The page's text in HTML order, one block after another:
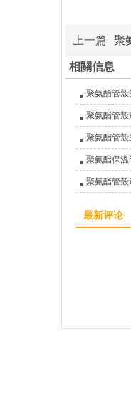
上一篇 聚
相關信息
聚氨酯管
聚氨酯管
聚氨酯管
聚氨酯保
聚氨酯管
最新评论